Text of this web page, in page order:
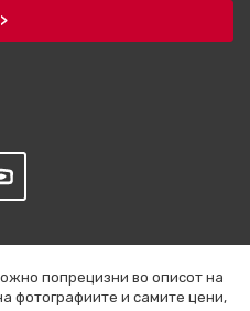
попрецизни во описот на
фотографиите и самите цени,